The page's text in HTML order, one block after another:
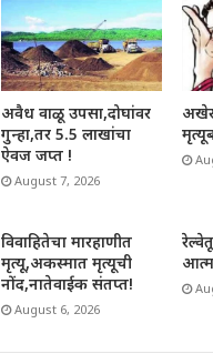
अवैध वाळू उपसा,दोघांवर
गुन्हा,तर 5.5 लाखांचा
ऐवज जप्त !
August 7, 2026
विवाहितेचा मारहाणीत
मृत्यू,अकस्मात मृत्यूची
नोंद,नातेवाईक संतप्त!
August 6, 2026